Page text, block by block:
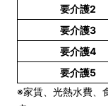
要介護2
要介護3
要介護4
要介護5
※家賃、光熱水費、